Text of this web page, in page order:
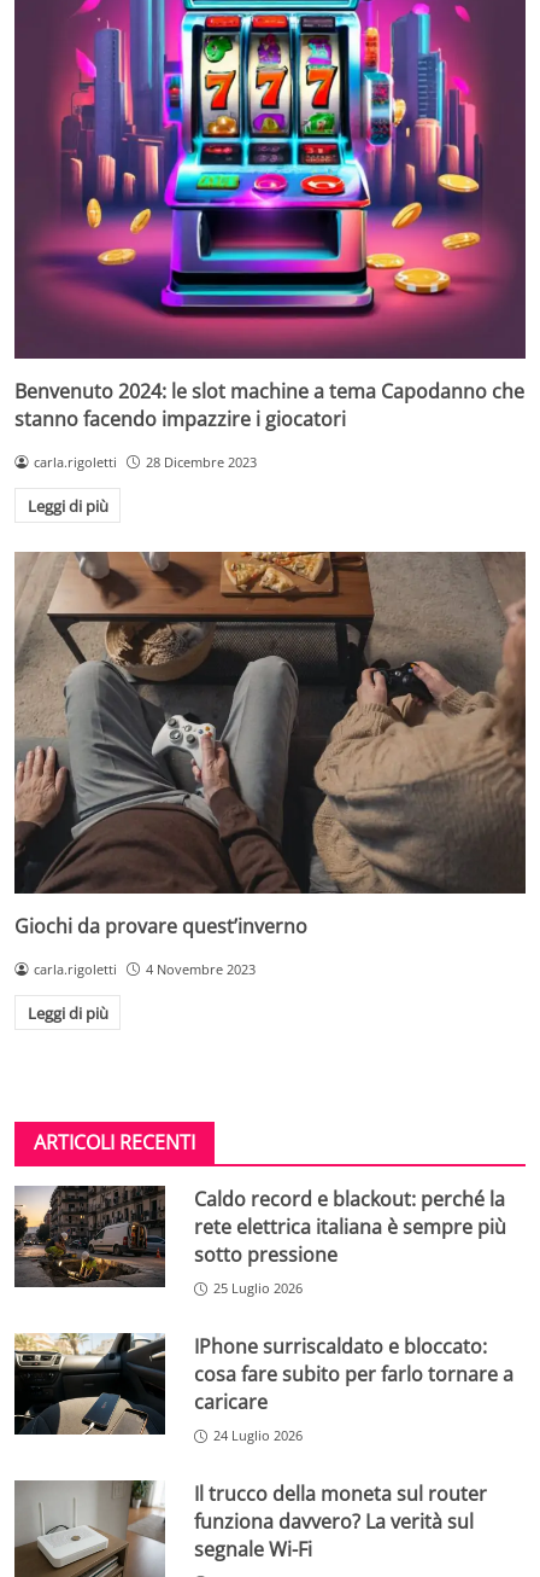
Benvenuto 2024: le slot machine a tema Capodanno che
stanno facendo impazzire i giocatori
carla.rigoletti 28 Dicembre 2023
Leggi di più
Giochi da provare quest’inverno
carla.rigoletti 4 Novembre 2023
Leggi di più
ARTICOLI RECENTI
Caldo record e blackout: perché la
rete elettrica italiana è sempre più
sotto pressione
25 Luglio 2026
IPhone surriscaldato e bloccato:
cosa fare subito per farlo tornare a
caricare
24 Luglio 2026
Il trucco della moneta sul router
funziona davvero? La verità sul
segnale Wi-Fi